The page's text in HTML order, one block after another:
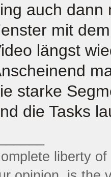
auch dann
mit
längst
starke
die Tasks
liberty